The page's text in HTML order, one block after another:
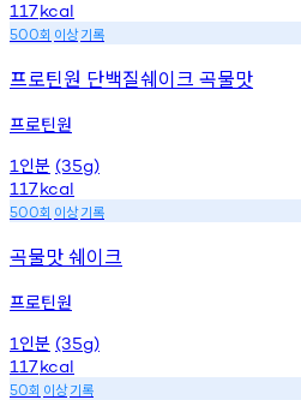
117kcal
500회 이상기록
프로틴원 단백질쉐이크 곡물맛
프로틴원
1 인분 (35g)
117kcal
500회 이상기록
곡물맛 쉐이크
프로틴원
1 인분 (35g)
117kcal
50회 이상기록